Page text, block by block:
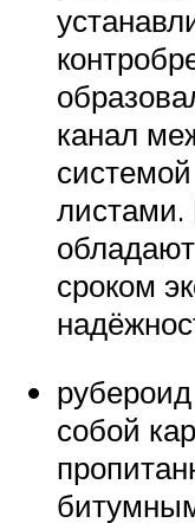
канал
листами.
сроком
собой